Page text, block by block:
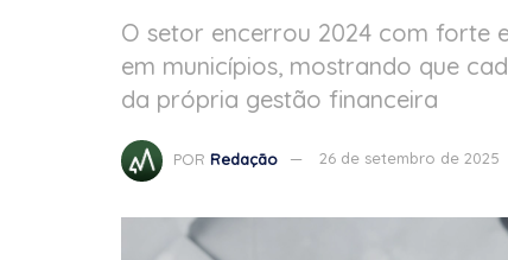
O setor encerrou 2024 com forte
em municípios, mostrando que
da própria gestão financeira
POR Redação 26 de setembro de 2025